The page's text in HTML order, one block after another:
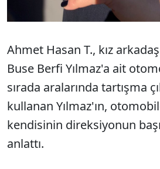
Ahmet Hasan T., kız
Buse Berfi Yılmaz'a ait
sırada aralarında tartışma
kullanan Yılmaz'ın,
kendisinin direksiyonun
anlattı.